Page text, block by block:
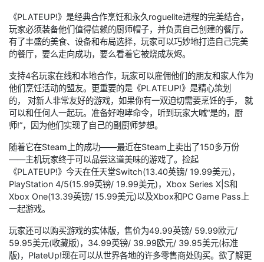
《PLATEUP!》是经典合作烹饪和永久roguelite进程的完美结合，
玩家必须装备他们值得信赖的厨师帽子，并负责自己创建的餐厅。
有了丰盛的美食、设备和布局选择，玩家可以巧妙地打造自己完美
的餐厅，要么走向成功，要么看着它被烧成灰烬。
支持4名玩家在线和本地合作，玩家可以雇佣他们的朋友和家人作为
他们烹饪活动的盟友。更重要的是《PLATEUP!》是精心策划
的， 对新人非常友好的游戏，如果你有一双迫切需要烹饪的手， 就
可以和任何人一起玩。准备好咆哮命令，听到玩家大喊“是的，厨
师!”，因为他们实现了自己的副厨师梦想。
随着它在Steam上的成功——最近在Steam上卖出了150多万份
——主机玩家终于可以品尝这道美味的游戏了。捡起
《PLATEUP!》今天在任天堂Switch(13.40英镑/ 19.99美元)，
PlayStation 4/5(15.99英镑/ 19.99美元)，Xbox Series X|S和
Xbox One(13.39英镑/ 15.99美元)以及Xbox和PC Game Pass上
一起游戏。
玩家还可以购买游戏的实体版，售价为49.99英镑/ 59.99欧元/
59.95美元(收藏版)，34.99英镑/ 39.99欧元/ 39.95美元(标准
版)，PlateUp!现在可以从世界各地的许多零售商处购买。欲了解更